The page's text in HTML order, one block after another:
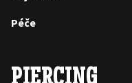
Péče
PIERCING